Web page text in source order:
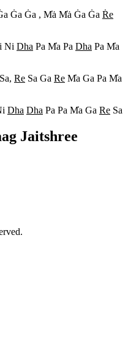
a Ga Ga , Ma Ma Ga Ga Re
Ni Dha Pa Ma Pa Dha Pa Ma
Sa, Re Sa Ga Re Ma Ga Pa Ma
Dha Dha Pa Pa Ma Ga Re Sa
Jaitshree